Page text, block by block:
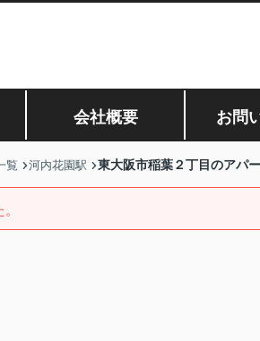
会社概要 お問
覧 河内花園駅 東大阪市稲葉２丁目のアパ